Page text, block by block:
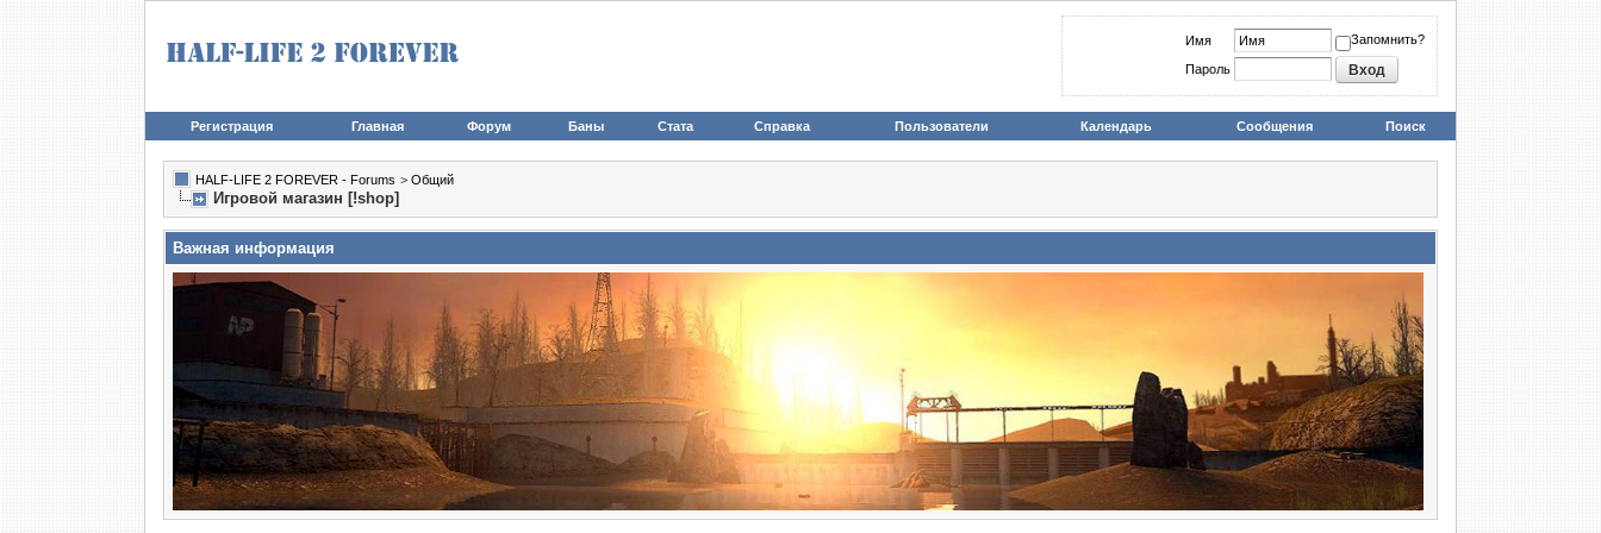
Имя Запомнить?
Пароль
Регистрация Главная Форум Баны Стата Справка Пользователи Календарь Сообщения Поиск
HALF-LIFE 2 FOREVER - Forums > Общий
Игровой магазин [!shop]
Важная информация